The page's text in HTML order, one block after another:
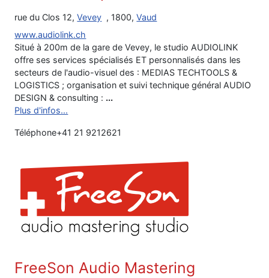
rue du Clos 12,Vevey , 1800,Vaud
www.audiolink.ch
Situé à 200m de la gare de Vevey, le studio AUDIOLINK
offre ses services spécialisés ET personnalisés dans les
secteurs de l'audio-visuel des : MEDIAS TECHTOOLS &
LOGISTICS ; organisation et suivi technique général AUDIO
DESIGN & consulting : ...
Plus d'infos...
Téléphone+41 21 9212621
FreeSon Audio Mastering